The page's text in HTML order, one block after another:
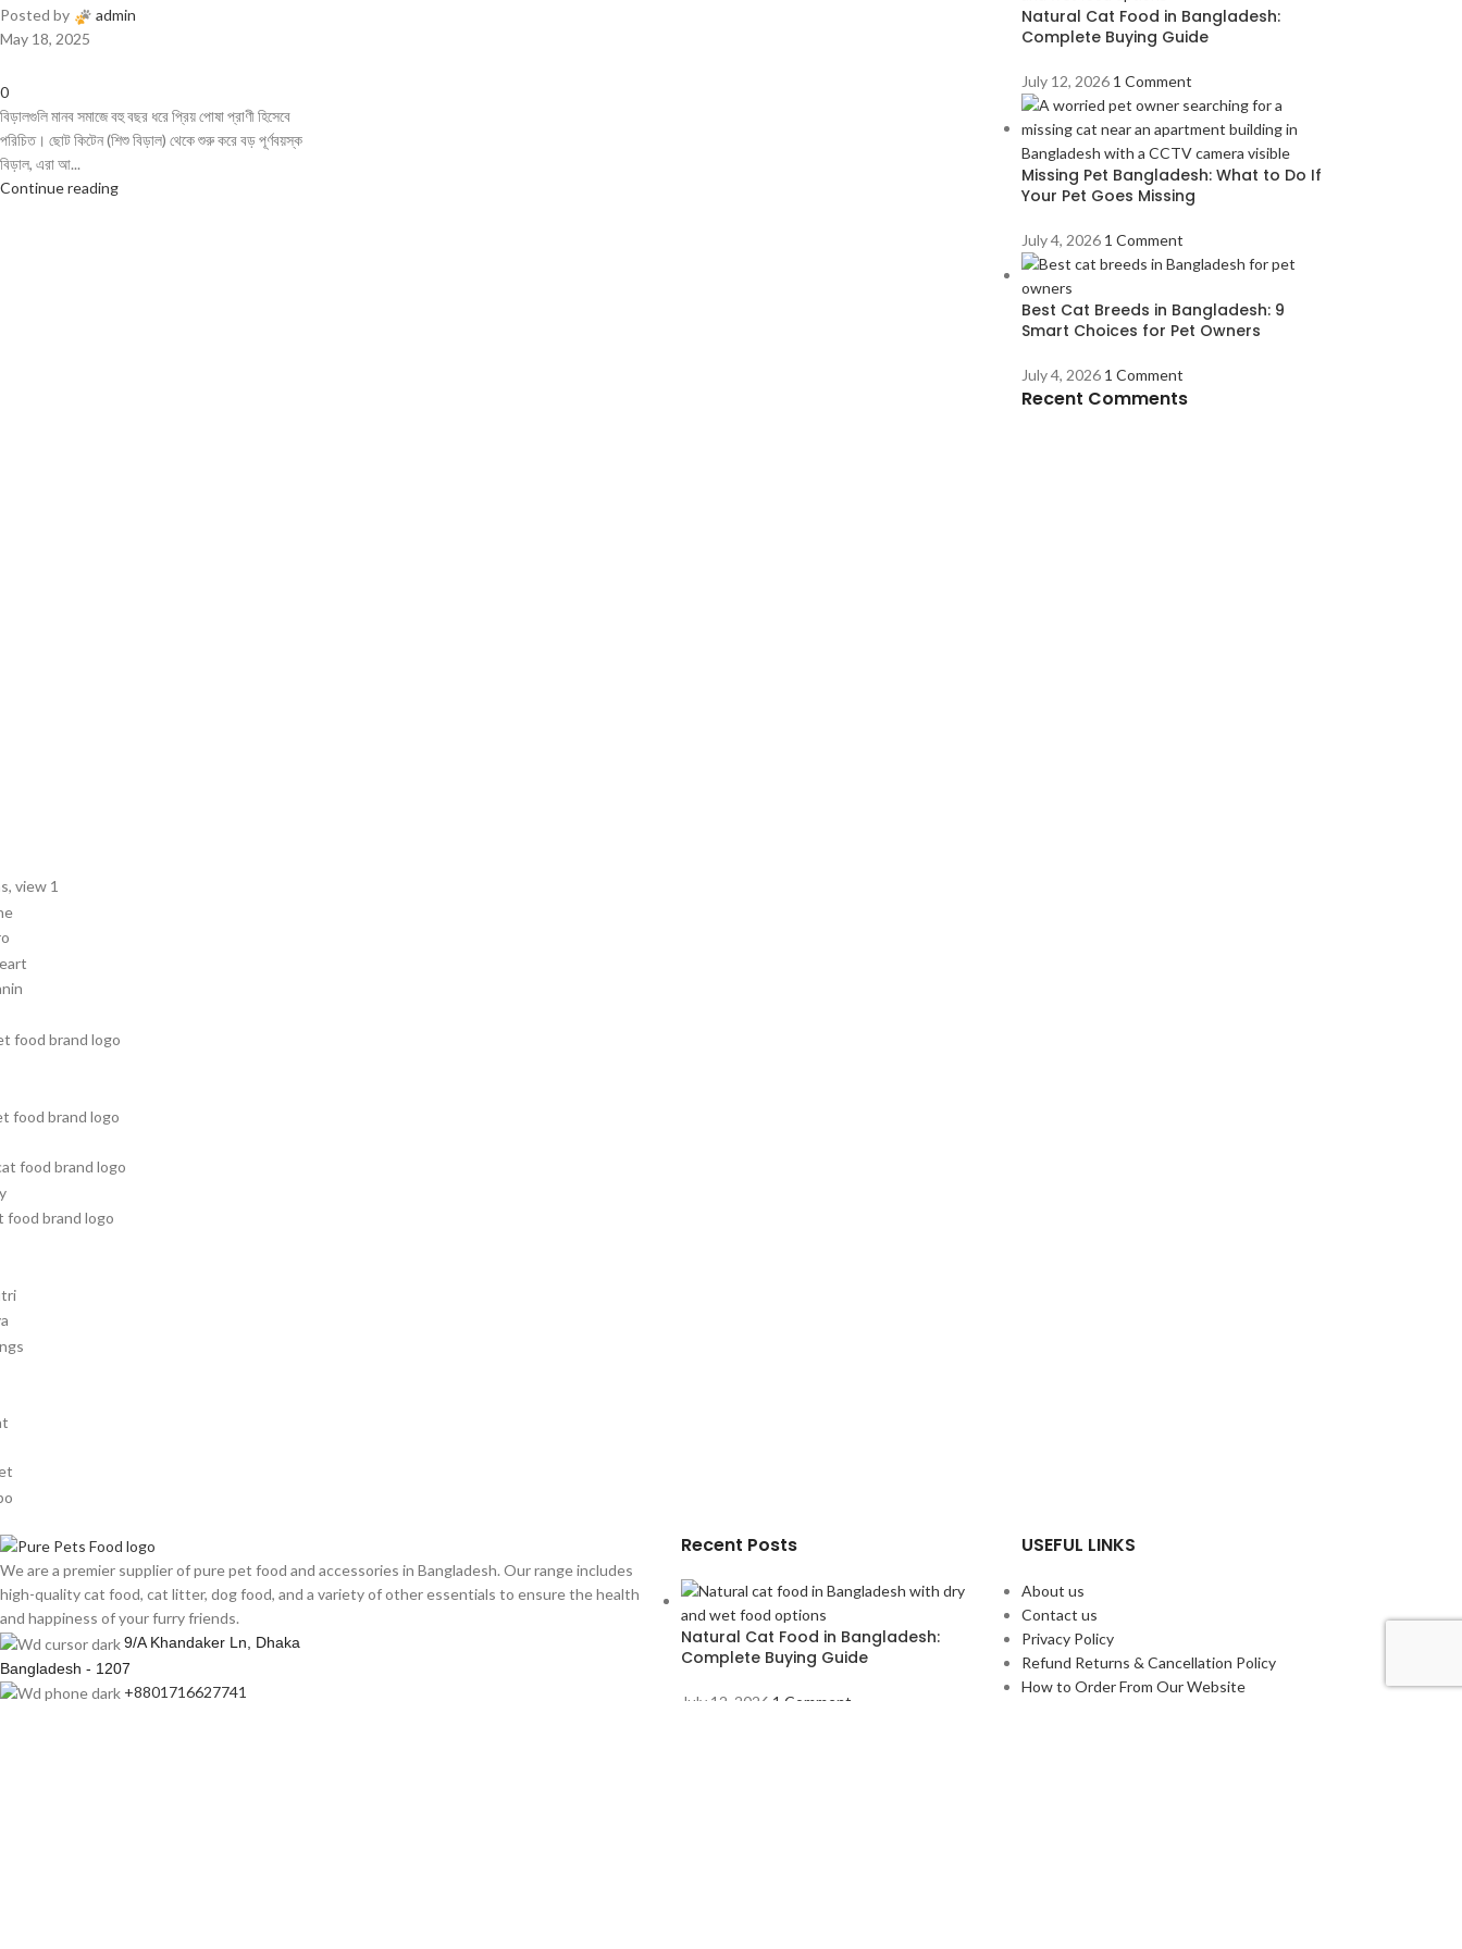
Posted by
admin
May 18, 2025
0
বিড়ালগুলি মানব সমাজে বহু বছর ধরে প্রিয় পোষা প্রাণী হিসেবে
পরিচিত। ছোট কিটেন (শিশু বিড়াল) থেকে শুরু করে বড় পূর্ণবয়স্ক
বিড়াল, এরা আ...
Continue reading
Natural Cat Food in Bangladesh:
Complete Buying Guide
July 12, 2026 1 Comment
Missing Pet Bangladesh: What to Do If
Your Pet Goes Missing
July 4, 2026 1 Comment
Best Cat Breeds in Bangladesh: 9
Smart Choices for Pet Owners
July 4, 2026 1 Comment
Recent Comments
We are a premier supplier of pure pet food and accessories in Bangladesh. Our range includes
high-quality cat food, cat litter, dog food, and a variety of other essentials to ensure the health
and happiness of your furry friends.
9/A Khandaker Ln, Dhaka
Bangladesh - 1207
+8801716627741
Recent Posts
Natural Cat Food in Bangladesh:
Complete Buying Guide
July 12, 2026 1 Comment
USEFUL LINKS
About us
Contact us
Privacy Policy
Refund Returns & Cancellation Policy
How to Order From Our Website